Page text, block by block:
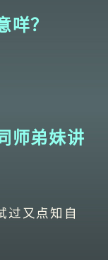
？
师弟妹讲
过又点知自